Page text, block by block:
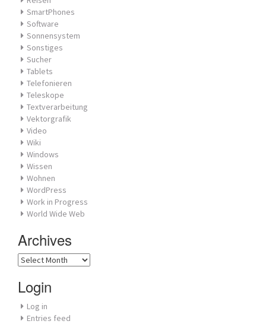
SmartPhones
Software
Sonnensystem
Sonstiges
Sucher
Tablets
Telefonieren
Teleskope
Textverarbeitung
Vektorgrafik
Video
Wiki
Windows
Wissen
Wohnen
WordPress
Work in Progress
World Wide Web
Archives
Archives
Login
Log in
Entries feed